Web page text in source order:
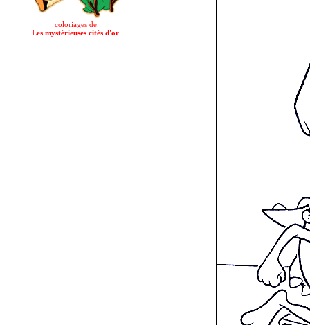
coloriages de
Les mystérieuses cités d'or